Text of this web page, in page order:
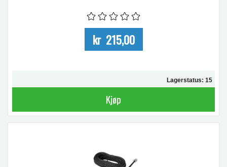
kr 215,00
Lagerstatus: 15
Kjøp